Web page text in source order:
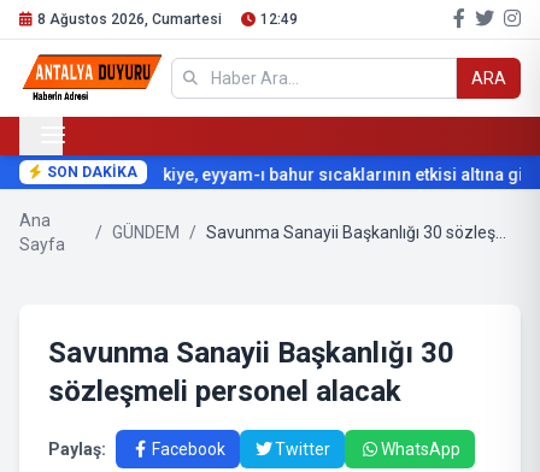
8 Ağustos 2026, Cumartesi 12:49
ARA
SON DAKİKATürkiye, eyyam-ı bahur sıcaklarının etkisi altına giriyor
Ana
Sayfa
/ GÜNDEM / Savunma Sanayii Başkanlığı 30 sözleşmeli personel alacak
Savunma Sanayii Başkanlığı 30
sözleşmeli personel alacak
Paylaş: Facebook Twitter WhatsApp